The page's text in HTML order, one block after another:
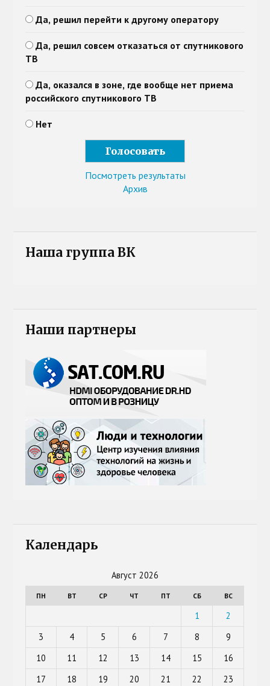
Да, решил перейти к другому оператору
Да, решил совсем отказаться от спутникового
ТВ
Да, оказался в зоне, где вообще нет приема
российского спутникового ТВ
Нет
Посмотреть результаты
Архив
Наша группа ВК
Наши партнеры
Календарь
Август 2026
ПН ВТ СР ЧТ ПТ СБ ВС
1
2
3
4 5 6 7 8
9
10
11 12 13 14 15
16
17
18 19 20 21 22
23